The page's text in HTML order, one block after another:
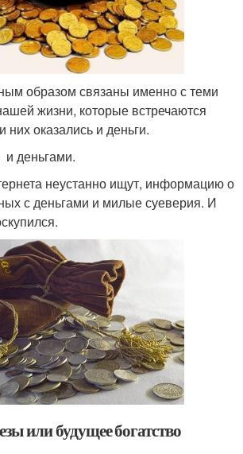
образом связаны именно с теми
жизни, которые встречаются
оказались и деньги.
деньгами.
неустанно ищут, информацию о
с деньгами и милые суеверия. И
или будущее богатство